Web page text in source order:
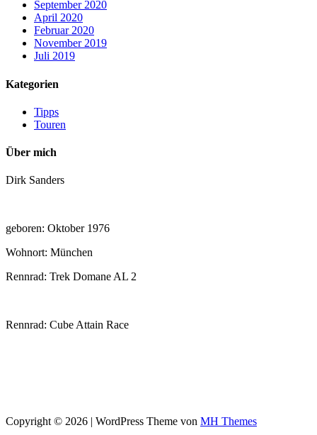
September 2020
April 2020
Februar 2020
November 2019
Juli 2019
Kategorien
Tipps
Touren
Über mich
Dirk Sanders
geboren: Oktober 1976
Wohnort: München
Rennrad: Trek Domane AL 2
Rennrad: Cube Attain Race
Copyright © 2026 | WordPress Theme von MH Themes